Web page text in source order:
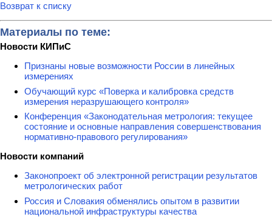
Возврат к списку
Материалы по теме:
Новости КИПиС
Признаны новые возможности России в линейных
измерениях
Обучающий курс «Поверка и калибровка средств
измерения неразрушающего контроля»
Конференция «Законодательная метрология: текущее
состояние и основные направления совершенствования
нормативно-правового регулирования»
Новости компаний
Законопроект об электронной регистрации результатов
метрологических работ
Россия и Словакия обменялись опытом в развитии
национальной инфраструктуры качества